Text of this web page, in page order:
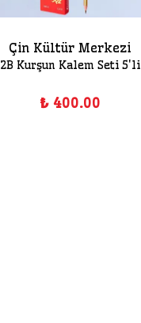
Çin Kültür Merkezi
2B Kurşun Kalem Seti 5'li
₺ 400.00